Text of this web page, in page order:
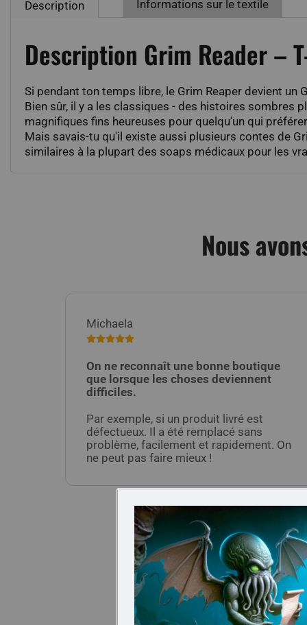
Description Informations sur le textile
Description Grim Reader –
Si pendant ton temps libre, le Grim Reaper devient un
Bien sûr, il y a les classiques - des histoires sombres
magnifiques fins heureuses pour quelqu'un qui
Mais savais-tu qu'il existe aussi plusieurs contes de
similaires à la plupart des soaps médicaux pour les
Nous
Michaela
On ne reconnaît une bonne boutique
que lorsque les choses deviennent
difficiles.
Par exemple, si un produit livré est
défectueux. Il a été remplacé sans
problème, facilement et rapidement. On
ne peut pas faire mieux !